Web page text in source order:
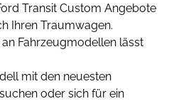
Transit Custom Angebote
Ihren Traumwagen.
Fahrzeugmodellen lässt
mit den neuesten
oder sich für ein